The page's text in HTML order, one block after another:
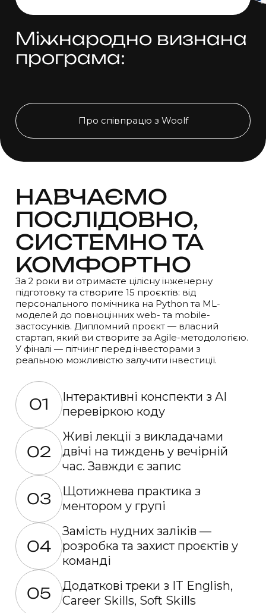
Міжнародно визнана
програма:
Про співпрацю з Woolf
НАВЧАЄМО
ПОСЛІДОВНО,
СИСТЕМНО ТА
КОМФОРТНО
За 2 роки ви отримаєте цілісну інженерну
підготовку та створите 15 проєктів: від
персонального помічника на Python та ML-
моделей до повноцінних web- та mobile-
застосунків. Дипломний проєкт — власний
стартап, який ви створите за Agile-методологією.
У фіналі — пітчинг перед інвесторами з
реальною можливістю залучити інвестиції.
01 Інтерактивні конспекти з AI
перевіркою коду
02
Живі лекції з викладачами
двічі на тиждень у вечірній
час. Завжди є запис
03
Щотижнева практика з
ментором у групі
04
Замість нудних заліків —
розробка та захист проєктів у
команді
05
Додаткові треки з IT English,
Career Skills, Soft Skills